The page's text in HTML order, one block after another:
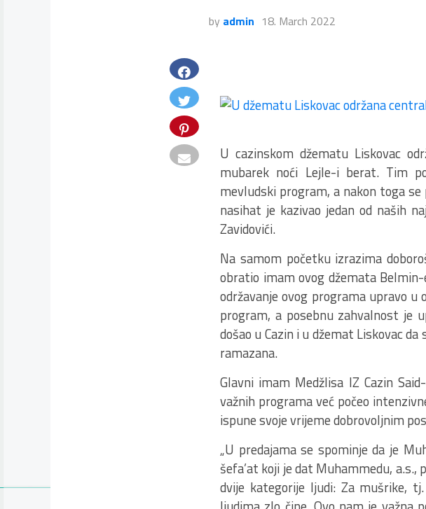
by admin 18. March 2022
U cazinskom džematu Liskovac
mubarek noći Lejle-i berat. Tim
mevludski program, a nakon toga
nasihat je kazivao jedan od naših
Zavidovići.
Na samom početku izrazima
obratio imam ovog džemata
održavanje ovog programa upravo
program, a posebnu zahvalnost je
došao u Cazin i u džemat Liskovac
ramazana.
Glavni imam Medžlisa IZ Cazin
važnih programa već počeo
ispune svoje vrijeme dobrovoljnim
„U predajama se spominje da je
šefa’at koji je dat Muhammedu,
dvije kategorije ljudi: Za mušrike,